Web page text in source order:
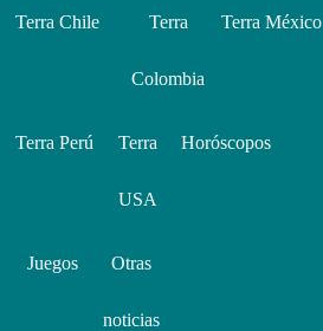
Terra Chile Terra
Colombia
Terra México
Terra Perú Terra
USA
Horóscopos
Juegos Otras
noticias